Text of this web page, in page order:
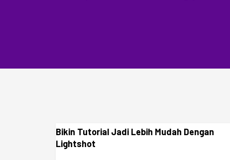
Bikin Tutorial Jadi Lebih Mudah Dengan
Lightshot